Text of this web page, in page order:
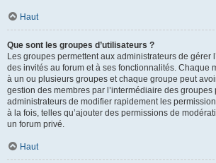
Haut
Que sont les groupes d’utilisateurs ?
Les groupes permettent aux administrateurs de gérer
des invités au forum et à ses fonctionnalités. Chaque
à un ou plusieurs groupes et chaque groupe peut
gestion des membres par l’intermédiaire des groupes
administrateurs de modifier rapidement les
à la fois, telles qu’ajouter des permissions de
un forum privé.
Haut